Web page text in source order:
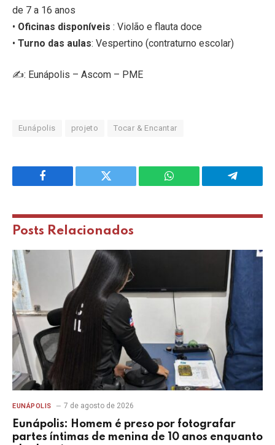
de 7 a 16 anos
• Oficinas disponíveis : Violão e flauta doce
• Turno das aulas: Vespertino (contraturno escolar)
✍️: Eunápolis – Ascom – PME
Eunápolis projeto Tocar & Encantar
Facebook Twitter WhatsApp Telegram
Posts Relacionados
EUNÁPOLIS 7 de agosto de 2026
Eunápolis: Homem é preso por fotografar
partes íntimas de menina de 10 anos enquanto